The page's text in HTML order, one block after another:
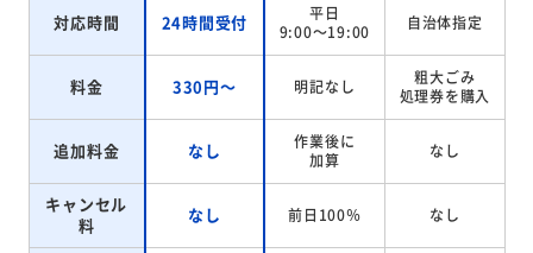
対応時間 24時間受付
平日
9:00～19:00
自治体指定
料金 330円～ 明記なし
粗大ごみ
処理券を購入
追加料金 なし
作業後に
加算
なし
キャンセル
料
なし 前日100％ なし